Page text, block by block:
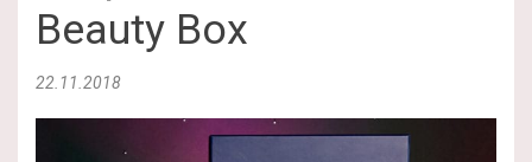
Beauty Box
22.11.2018